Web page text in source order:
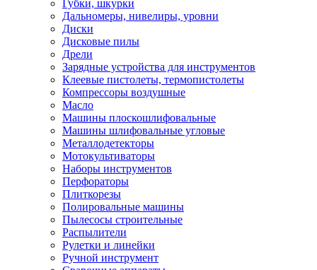
Губки, шкурки
Дальномеры, нивелиры, уровни
Диски
Дисковые пилы
Дрели
Зарядные устройства для инструментов
Клеевые пистолеты, термопистолеты
Компрессоры воздушные
Масло
Машины плоскошлифовальные
Машины шлифовальные угловые
Металлодетекторы
Мотокультиваторы
Наборы инструментов
Перфораторы
Плиткорезы
Полировальные машины
Пылесосы строительные
Распылители
Рулетки и линейки
Ручной инструмент